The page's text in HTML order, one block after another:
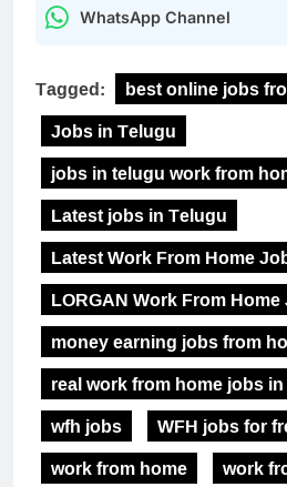
WhatsApp Channel
Tagged:
best online jobs
Jobs in Telugu
jobs in telugu work from
Latest jobs in Telugu
Latest Work From Home
LORGAN Work From
money earning jobs from
real work from home jobs
wfh jobs
WFH jobs for
work from home
work